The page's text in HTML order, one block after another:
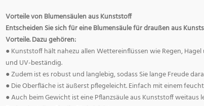
Vorteile von Blumensäulen aus Kunststoff
Entscheiden Sie sich für eine Blumensäule für draußen aus
Vorteile. Dazu gehören:
● Kunststoff hält nahezu allen Wettereinflüssen wie Regen,
und UV-beständig.
● Zudem ist es robust und langlebig, sodass Sie lange Freude
● Die Oberfläche ist äußerst pflegeleicht. Einfach mit einem
● Auch beim Gewicht ist eine Pflanzsäule aus Kunststoff weitaus